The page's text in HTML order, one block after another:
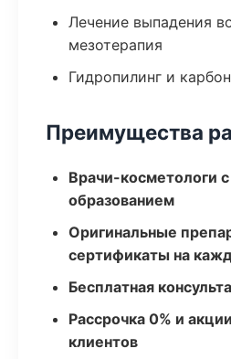
Лечение выпадения
мезотерапия
Гидропилинг и
Преимущества
Врачи-косметологи
образованием
Оригинальные
сертификаты на
Бесплатная
Рассрочка 0% и
клиентов